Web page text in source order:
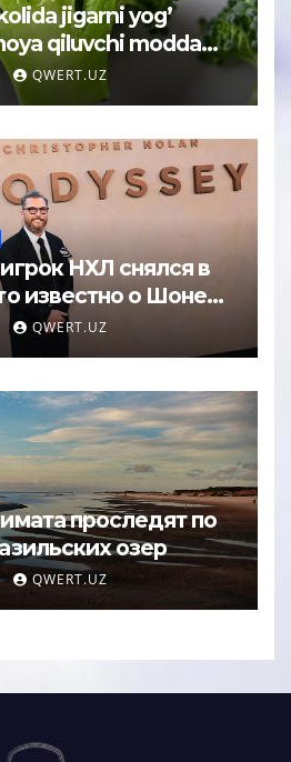
jigarni yog’
qiluvchi modda
QWERT.UZ
НХЛ снялся в
известно о Шоне
QWERT.UZ
проследят по
озер
QWERT.UZ